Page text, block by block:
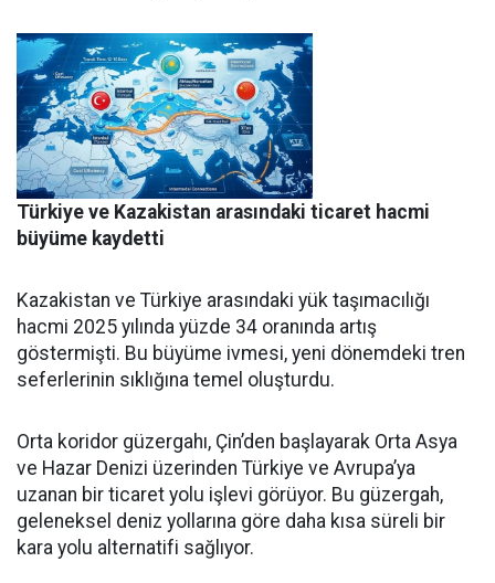
Türkiye ve Kazakistan arasındaki ticaret hacmi
büyüme kaydetti
Kazakistan ve Türkiye arasındaki yük taşımacılığı
hacmi 2025 yılında yüzde 34 oranında artış
göstermişti. Bu büyüme ivmesi, yeni dönemdeki tren
seferlerinin sıklığına temel oluşturdu.
Orta koridor güzergahı, Çin’den başlayarak Orta Asya
ve Hazar Denizi üzerinden Türkiye ve Avrupa’ya
uzanan bir ticaret yolu işlevi görüyor. Bu güzergah,
geleneksel deniz yollarına göre daha kısa süreli bir
kara yolu alternatifi sağlıyor.